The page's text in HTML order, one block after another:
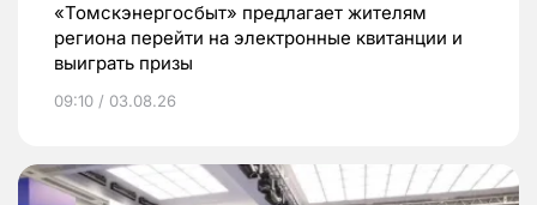
«Томскэнергосбыт» предлагает жителям
региона перейти на электронные квитанции и
выиграть призы
09:10 / 03.08.26